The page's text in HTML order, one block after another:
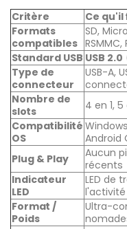
Critère
Ce
Formats
compatibles
SD,
RSMMC,
Standard USB USB 2.0
Type de
connecteur
USB-A,
Nombre de
slots
4 en 1,
Compatibilité
OS
Android
Plug & Play
Aucun
récents
Indicateur
LED
LED de
l'activité
Format /
Poids
Ultra-